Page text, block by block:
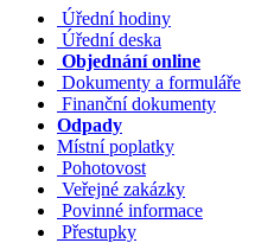
Úřední hodiny
Úřední deska
Objednání online
Dokumenty a formuláře
Finanční dokumenty
Odpady
Místní poplatky
Pohotovost
Veřejné zakázky
Povinné informace
Přestupky